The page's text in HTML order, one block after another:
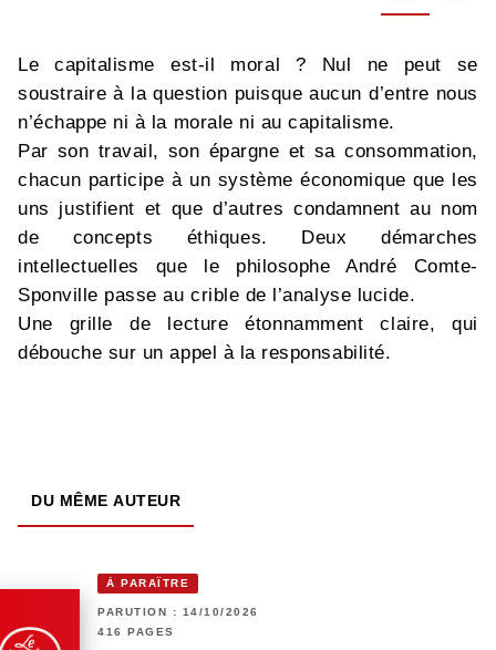
Le capitalisme est-il moral ? Nul ne peut se
soustraire à la question puisque aucun d’entre nous
n’échappe ni à la morale ni au capitalisme.
Par son travail, son épargne et sa consommation,
chacun participe à un système économique que les
uns justifient et que d’autres condamnent au nom
de concepts éthiques. Deux démarches
intellectuelles que le philosophe André Comte-
Sponville passe au crible de l’analyse lucide.
Une grille de lecture étonnamment claire, qui
débouche sur un appel à la responsabilité.
DU MÊME AUTEUR
À PARAÎTRE
PARUTION : 14/10/2026
416 PAGES